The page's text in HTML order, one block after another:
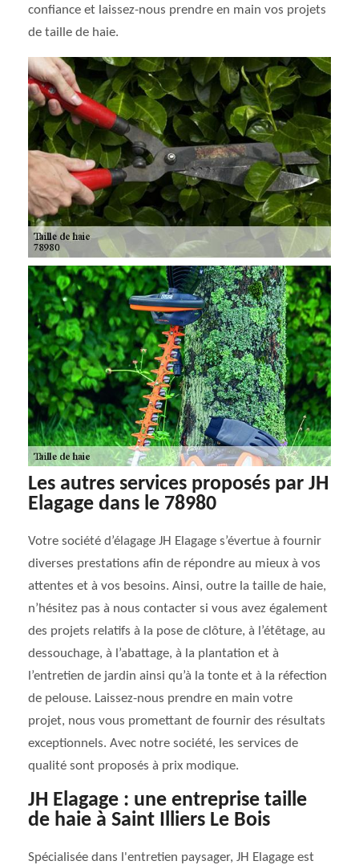
confiance et laissez-nous prendre en main vos projets
de taille de haie.
Les autres services proposés par JH
Elagage dans le 78980
Votre société d’élagage JH Elagage s’évertue à fournir
diverses prestations afin de répondre au mieux à vos
attentes et à vos besoins. Ainsi, outre la taille de haie,
n’hésitez pas à nous contacter si vous avez également
des projets relatifs à la pose de clôture, à l’étêtage, au
dessouchage, à l’abattage, à la plantation et à
l’entretien de jardin ainsi qu’à la tonte et à la réfection
de pelouse. Laissez-nous prendre en main votre
projet, nous vous promettant de fournir des résultats
exceptionnels. Avec notre société, les services de
qualité sont proposés à prix modique.
JH Elagage : une entreprise taille
de haie à Saint Illiers Le Bois
Spécialisée dans l'entretien paysager, JH Elagage est